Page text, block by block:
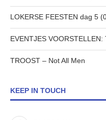
LOKERSE FEESTEN dag 5
EVENTJES VOORSTELLEN:
TROOST – Not All Men
KEEP IN TOUCH